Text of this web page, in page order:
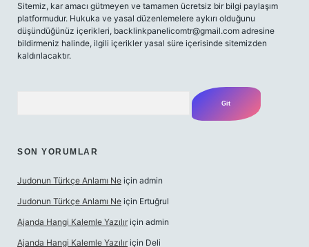
Sitemiz, kar amacı gütmeyen ve tamamen ücretsiz bir bilgi paylaşım
platformudur. Hukuka ve yasal düzenlemelere aykırı olduğunu
düşündüğünüz içerikleri, backlinkpanelicomtr@gmail.com adresine
bildirmeniz halinde, ilgili içerikler yasal süre içerisinde sitemizden
kaldırılacaktır.
SON YORUMLAR
Judonun Türkçe Anlamı Ne için admin
Judonun Türkçe Anlamı Ne için Ertuğrul
Ajanda Hangi Kalemle Yazılır için admin
Ajanda Hangi Kalemle Yazılır için Deli